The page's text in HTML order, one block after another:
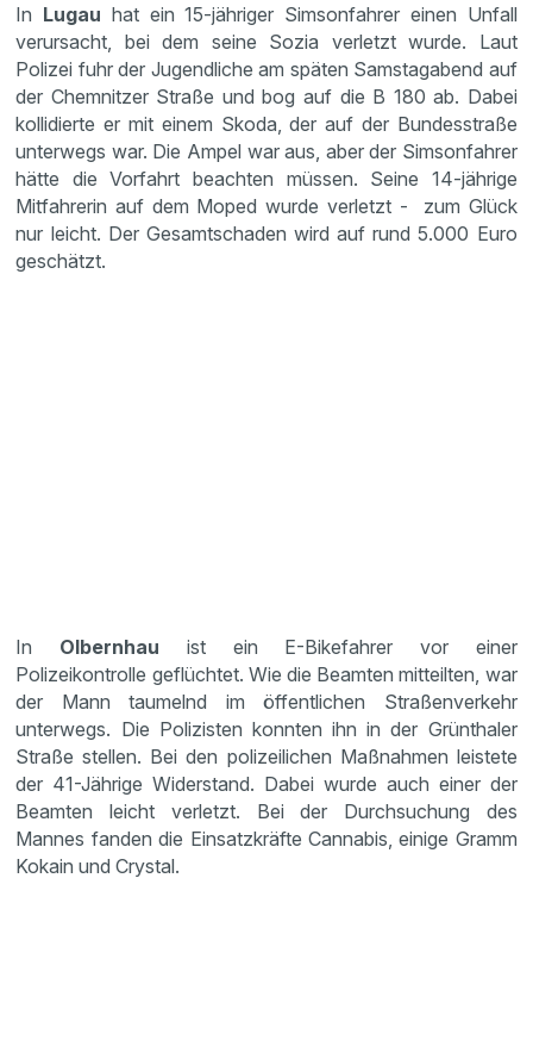
In Lugau hat ein 15-jähriger Simsonfahrer einen Unfall
verursacht, bei dem seine Sozia verletzt wurde. Laut
Polizei fuhr der Jugendliche am späten Samstagabend auf
der Chemnitzer Straße und bog auf die B 180 ab. Dabei
kollidierte er mit einem Skoda, der auf der Bundesstraße
unterwegs war. Die Ampel war aus, aber der Simsonfahrer
hätte die Vorfahrt beachten müssen. Seine 14-jährige
Mitfahrerin auf dem Moped wurde verletzt - zum Glück
nur leicht. Der Gesamtschaden wird auf rund 5.000 Euro
geschätzt.
In Olbernhau ist ein E-Bikefahrer vor einer
Polizeikontrolle geflüchtet. Wie die Beamten mitteilten, war
der Mann taumelnd im öffentlichen Straßenverkehr
unterwegs. Die Polizisten konnten ihn in der Grünthaler
Straße stellen. Bei den polizeilichen Maßnahmen leistete
der 41-Jährige Widerstand. Dabei wurde auch einer der
Beamten leicht verletzt. Bei der Durchsuchung des
Mannes fanden die Einsatzkräfte Cannabis, einige Gramm
Kokain und Crystal.